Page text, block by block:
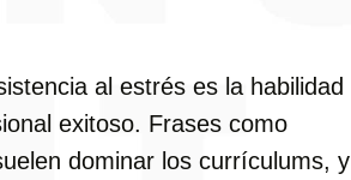
al estrés es la habilidad
exitoso. Frases como
dominar los currículums, y